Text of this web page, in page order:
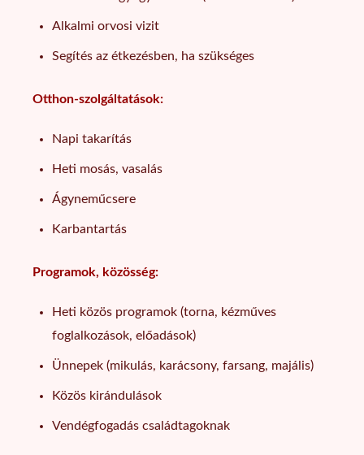
Alkalmi orvosi vizit
Segítés az étkezésben, ha szükséges
Otthon-szolgáltatások:
Napi takarítás
Heti mosás, vasalás
Ágyneműcsere
Karbantartás
Programok, közösség:
Heti közös programok (torna, kézműves
foglalkozások, előadások)
Ünnepek (mikulás, karácsony, farsang, majális)
Közös kirándulások
Vendégfogadás családtagoknak